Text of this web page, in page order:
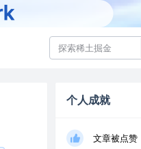
个人成就
文章被点赞